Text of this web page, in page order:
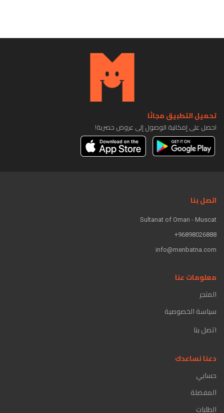
تحميل التطبيق مجانًا
احصل على إمكانية الوصول إلى عروض حصرية!
اتصل بنا
Sultanat of Oman - Muscat
96898026888+
info@menbatna.com
معلومات عنا
المتجر
سياسة الخصوصية
اتصل بنا
دعنا نساعدك
حسابي
المفضلة
الطلبات